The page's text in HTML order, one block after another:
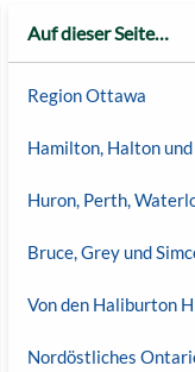
Auf dieser Seite…
Region Ottawa
Hamilton, Halton
Huron, Perth,
Bruce, Grey und
Von den Haliburton
Nordöstliches